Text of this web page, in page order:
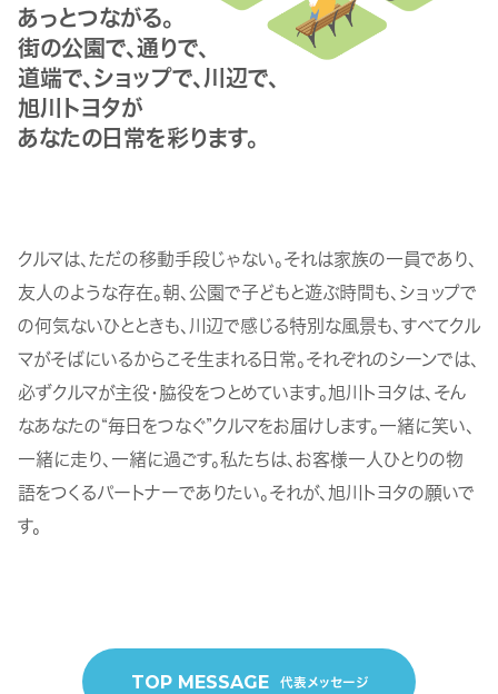
あっとつながる。
街の公園で、通りで、
道端で、ショップで、川辺で、
旭川トヨタが
あなたの日常を彩ります。
クルマは、ただの移動手段じゃない。それは家族の一員であり、
友人のような存在。朝、公園で子どもと遊ぶ時間も、ショップで
の何気ないひとときも、川辺で感じる特別な風景も、すべてクル
マがそばにいるからこそ生まれる日常。それぞれのシーンでは、
必ずクルマが主役・脇役をつとめています。旭川トヨタは、そん
なあなたの“毎日をつなぐ”クルマをお届けします。一緒に笑い、
一緒に走り、一緒に過ごす。私たちは、お客様一人ひとりの物
語をつくるパートナーでありたい。それが、旭川トヨタの願いで
す。
TOP MESSAGE 代表メッセージ